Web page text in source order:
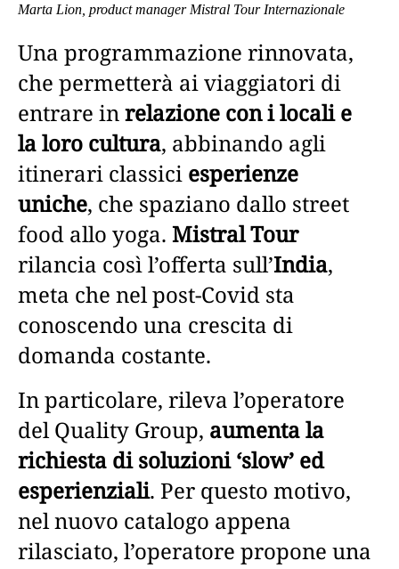
Marta Lion, product manager Mistral Tour Internazionale
Una programmazione rinnovata,
che permetterà ai viaggiatori di
entrare inrelazione con i locali e
la loro cultura, abbinando agli
itinerari classici esperienze
uniche, che spaziano dallo street
food allo yoga. Mistral Tour
rilancia così l’offerta sull’India,
meta che nel post-Covid sta
conoscendo una crescita di
domanda costante.
In particolare, rileva l’operatore
del Quality Group, aumenta la
richiesta di soluzioni ‘slow’ ed
esperienziali. Per questo motivo,
nel nuovo catalogo appena
rilasciato, l’operatore propone una